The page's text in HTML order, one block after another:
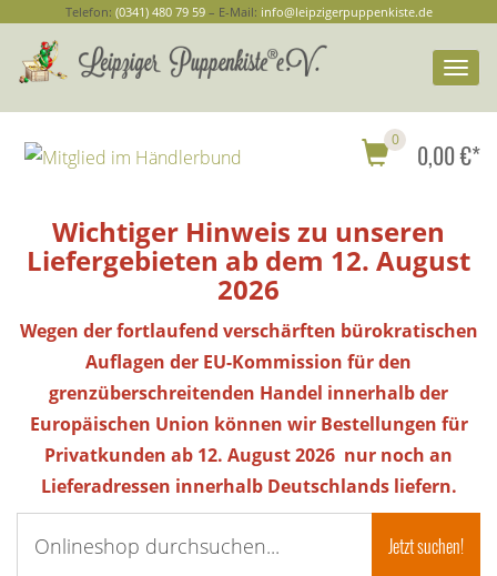
Telefon: (0341) 480 79 59– E-Mail: info@leipzigerpuppenkiste.de
0 0,00 €*
Wichtiger Hinweis zu unseren
Liefergebieten ab dem 12. August
2026
Wegen der fortlaufend verschärften bürokratischen
Auflagen der EU-Kommission für den
grenzüberschreitenden Handel innerhalb der
Europäischen Union können wir Bestellungen für
Privatkunden ab 12. August 2026 nur noch an
Lieferadressen innerhalb Deutschlands liefern.